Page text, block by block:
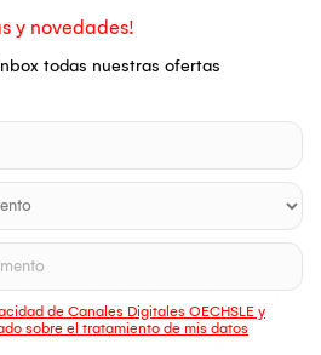
y novedades!
todas nuestras ofertas
de Canales Digitales OECHSLE y
sobre el tratamiento de mis datos